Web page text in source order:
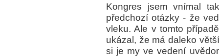
Kongres jsem vnímal
předchozí otázky - že
vleku. Ale v tomto
ukázal, že má daleko
si je my ve vedení